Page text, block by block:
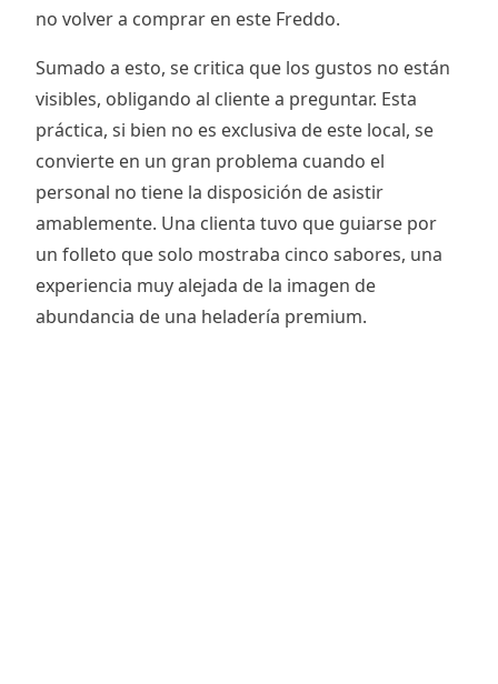
no volver a comprar en este Freddo.
Sumado a esto, se critica que los gustos no están
visibles, obligando al cliente a preguntar. Esta
práctica, si bien no es exclusiva de este local, se
convierte en un gran problema cuando el
personal no tiene la disposición de asistir
amablemente. Una clienta tuvo que guiarse por
un folleto que solo mostraba cinco sabores, una
experiencia muy alejada de la imagen de
abundancia de una heladería premium.